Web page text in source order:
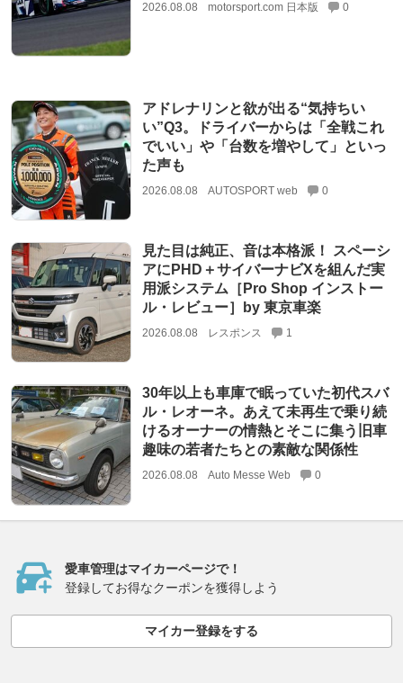
2026.08.08 motorsport.com 日本版 0
アドレナリンと欲が出る“気持ちい
い”Q3。ドライバーからは「全戦これ
でいい」や「台数を増やして」といっ
た声も
2026.08.08 AUTOSPORT web 0
見た目は純正、音は本格派！ スペーシ
アにPHD＋サイバーナビXを組んだ実
用派システム［Pro Shop インストー
ル・レビュー］by 東京車楽
2026.08.08 レスポンス 1
30年以上も車庫で眠っていた初代スバ
ル・レオーネ。あえて未再生で乗り続
けるオーナーの情熱とそこに集う旧車
趣味の若者たちとの素敵な関係性
2026.08.08 Auto Messe Web 0
愛車管理はマイカーページで！
登録してお得なクーポンを獲得しよう
マイカー登録をする